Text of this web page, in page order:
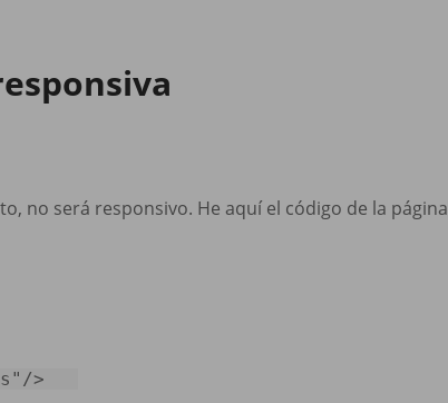
no será responsivo. He aquí el código de la página
/>